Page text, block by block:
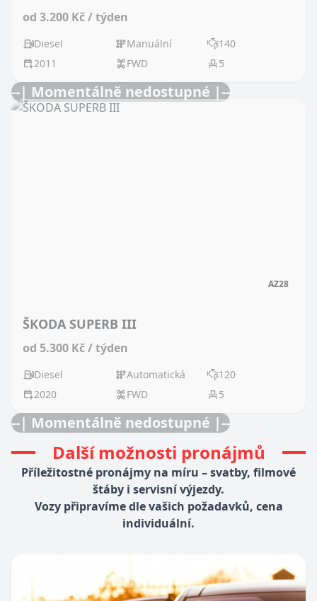
od 3.200 Kč / týden
Diesel Manuální
140
2011
FWD 5
--| Momentálně nedostupné |--
AZ28
ŠKODA SUPERB III
od 5.300 Kč / týden
Diesel Automatická
120
2020
FWD 5
--| Momentálně nedostupné |--
Další možnosti pronájmů
Příležitostné pronájmy na míru – svatby, filmové
štáby i servisní výjezdy.
Vozy připravíme dle vašich požadavků, cena
individuální.